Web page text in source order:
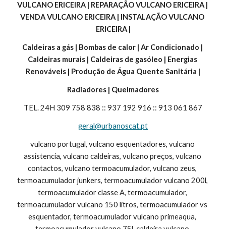
VULCANO ERICEIRA | REPARAÇÃO VULCANO ERICEIRA |
VENDA VULCANO ERICEIRA | INSTALAÇÃO VULCANO
ERICEIRA |
Caldeiras a gás | Bombas de calor | Ar Condicionado |
Caldeiras murais | Caldeiras de gasóleo | Energias
Renováveis | Produção de Água Quente Sanitária |
Radiadores | Queimadores
TEL. 24H 309 758 838 :: 937 192 916 :: 913 061 867
geral@urbanoscat.pt
vulcano portugal, vulcano esquentadores, vulcano
assistencia, vulcano caldeiras, vulcano preços, vulcano
contactos, vulcano termoacumulador, vulcano zeus,
termoacumulador junkers, termoacumulador vulcano 200l,
termoacumulador classe A, termoacumulador,
termoacumulador vulcano 150 litros, termoacumulador vs
esquentador, termoacumulador vulcano primeaqua,